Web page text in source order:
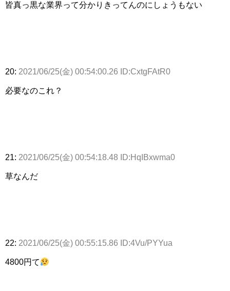
皆真っ黒な業界って分かりきってんのにしょうもない
20: 2021/06/25(金) 00:54:00.26 ID:CxtgFAtR0
必要なのこれ？
21: 2021/06/25(金) 00:54:18.48 ID:HqIBxwma0
草なんだ
22: 2021/06/25(金) 00:55:15.86 ID:4Vu/PYYua
4800円て